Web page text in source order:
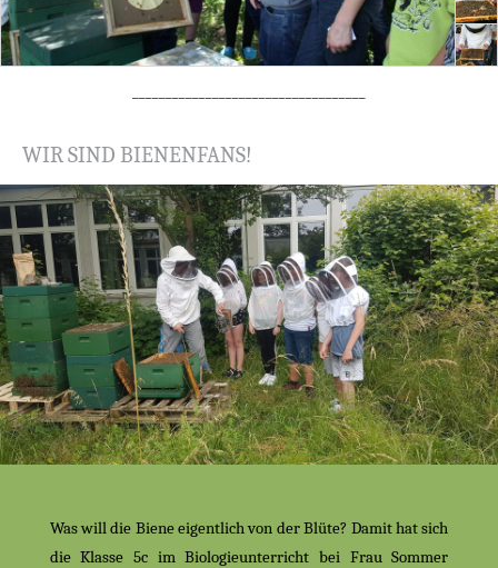
WIR SIND BIENENFANS!
Was will die Biene eigentlich von der Blüte? Damit hat sich
die Klasse 5c im Biologieunterricht bei Frau Sommer